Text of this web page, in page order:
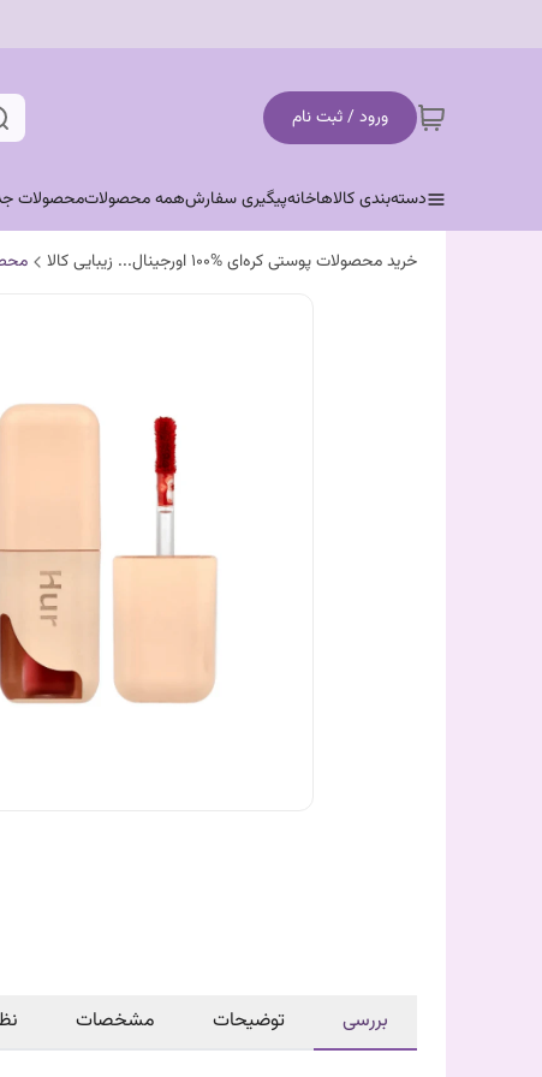
ورود / ثبت نام
دسته‌بندی کالاهاخانهپیگیری سفارشهمه محصولاتمحصولات
خرید محصولات پوستی کره‌ای %100 اورجینال... زیبایی کالا
بررسی توضیحات مشخصات